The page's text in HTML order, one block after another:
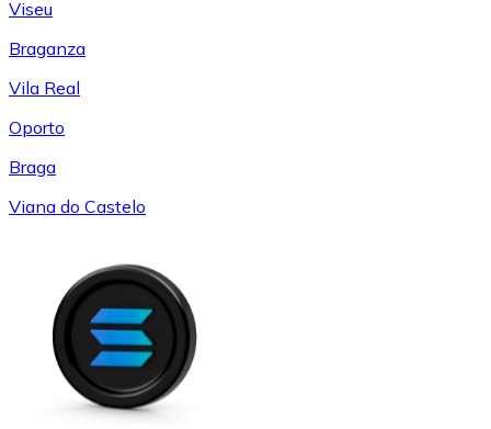
Viseu
Braganza
Vila Real
Oporto
Braga
Viana do Castelo